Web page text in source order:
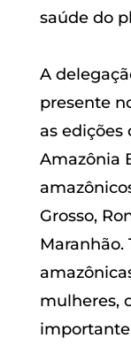
saúde do
A
presente
as edições
Amazônia
Grosso,
Maranhão.
mulheres,